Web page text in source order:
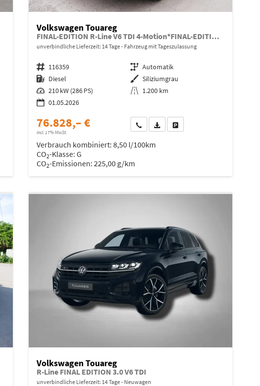
Volkswagen Touareg
FINAL-EDITION R-Line V6 TDI 4-Motion*FINAL-EDITION*AHK-SCHWENKBAR*NAVI*ACC*PDC*LED*SHZ*21-ZOLL
unverbindliche Lieferzeit: 14 Tage Fahrzeug mit Tageszulassung
Fahrzeugnr. 116359 Getriebe Automatik
Kraftstoff Diesel Außenfarbe Siliziumgrau
Leistung 210 kW (286 PS) Kilometerstand 1.200 km
01.05.2026
76.828,– €
incl. 17% MwSt.
Wir rufen Sie anFahrzeugexposé (PDF)
Fahrzeug parken
Verbrauch kombiniert: 8,50 l/100km
CO2-Klasse: G
CO2-Emissionen: 225,00 g/km
Volkswagen Touareg
R-Line FINAL EDITION 3.0 V6 TDI
unverbindliche Lieferzeit: 14 Tage Neuwagen